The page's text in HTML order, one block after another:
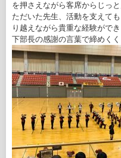
を押さえながら客席からじっ
ただいた先生、活動を支えて
り越えながら貴重な経験がで
下部長の感謝の言葉で締めくく